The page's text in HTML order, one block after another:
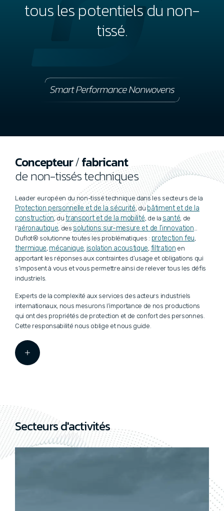
tous les potentiels du non-
tissé.
Concepteur/fabricant
de non-tissés techniques
Leader européen du non-tissé technique dans les secteurs de la
Protection personnelle et de la sécurité, du bâtiment et de la
construction, dutransport et de la mobilité, de la santé, de
l’aéronautique, dessolutions sur-mesure et de l’innovation…
Duflot® solutionne toutes les problématiques : protection feu,
thermique, mécanique, isolation acoustique, filtration en
apportant les réponses aux contraintes d’usage et obligations qui
s’imposent à vous et vous permettre ainsi de relever tous les défis
industriels.
Experts de la complexité aux services des acteurs industriels
internationaux, nous mesurons l’importance de nos productions
qui ont des propriétés de protection et de confort des personnes.
Cette responsabilité nous oblige et nous guide.
Secteurs d'activités